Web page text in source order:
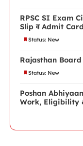
RPSC SI Exam
Slip व Admit Card
Status: New
Rajasthan
Status: New
Poshan
Work, Eligibility